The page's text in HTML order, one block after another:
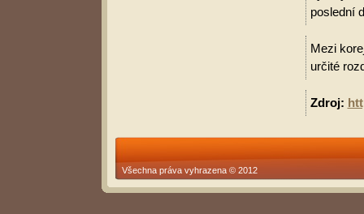
poslední
Mezi
určité
Zdroj:
Všechna práva vyhrazena © 2012